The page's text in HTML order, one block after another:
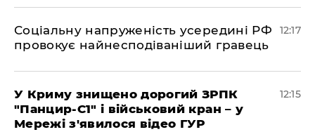
Соціальну напруженість усередині РФ
провокує найнесподіваніший гравець
12:17
У Криму знищено дорогий ЗРПК
"Панцир-С1" і військовий кран – у
Мережі з'явилося відео ГУР
12:15